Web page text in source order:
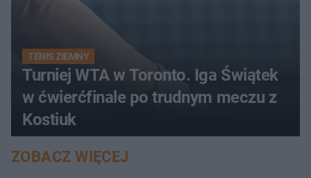
TENIS ZIEMNY
Turniej WTA w Toronto. Iga Świątek
w ćwierćfinale po trudnym meczu z
Kostiuk
ZOBACZ WIĘCEJ